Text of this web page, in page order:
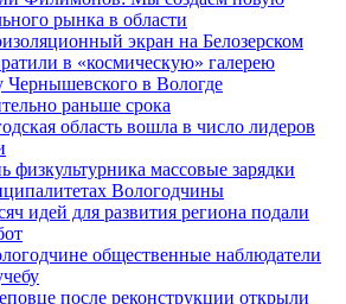
рынка в области
экран на Белозерском
в «космическую» галерею
Чернышевского в Вологде
раньше срока
область вошла в число лидеров
физкультурника массовые зарядки
Вологодчины
идей для развития региона подали
общественные наблюдатели
после реконструкции открыли